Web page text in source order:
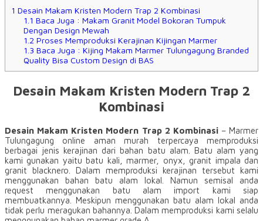
1 Desain Makam Kristen Modern Trap 2 Kombinasi
1.1 Baca Juga : Makam Granit Model Bokoran Tumpuk
Dengan Design Mewah
1.2 Proses Memproduksi Kerajinan Kijingan Marmer
1.3 Baca Juga : Kijing Makam Marmer Tulungagung Branded
Quality Bisa Custom Design di BAS
Desain Makam Kristen Modern Trap 2
Kombinasi
Desain Makam Kristen Modern Trap 2 Kombinasi– Marmer
Tulungagung online aman murah terpercaya memproduksi
berbagai jenis kerajinan dari bahan batu alam. Batu alam yang
kami gunakan yaitu batu kali, marmer, onyx, granit impala dan
granit blacknero. Dalam memproduksi kerajinan tersebut kami
menggunakan bahan batu alam lokal. Namun semisal anda
request menggunakan batu alam import kami siap
membuatkannya. Meskipun menggunakan batu alam lokal anda
tidak perlu meragukan bahannya. Dalam memproduksi kami selalu